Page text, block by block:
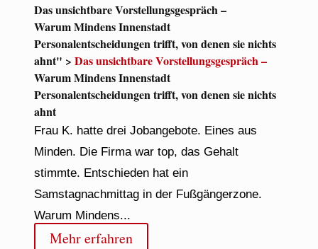
Das unsichtbare Vorstellungsgespräch –
Warum Mindens Innenstadt
Personalentscheidungen trifft, von denen sie nichts
ahnt" > Das unsichtbare Vorstellungsgespräch –
Warum Mindens Innenstadt
Personalentscheidungen trifft, von denen sie nichts
ahnt
Frau K. hatte drei Jobangebote. Eines aus
Minden. Die Firma war top, das Gehalt
stimmte. Entschieden hat ein
Samstagnachmittag in der Fußgängerzone.
Warum Mindens...
Mehr erfahren